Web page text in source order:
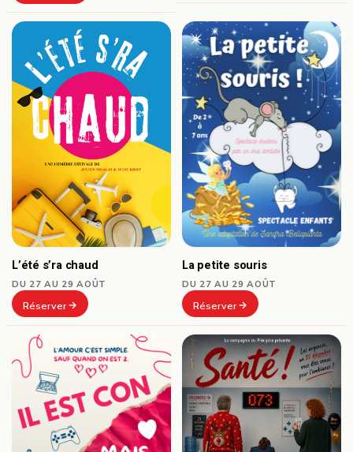
L’été s’ra chaud
DU 27 AU 29 AOÛT
Réserver
La petite souris
DU 27 AU 29 AOÛT
Réserver